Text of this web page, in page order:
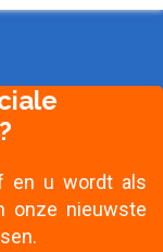
en u wordt als
onze nieuwste